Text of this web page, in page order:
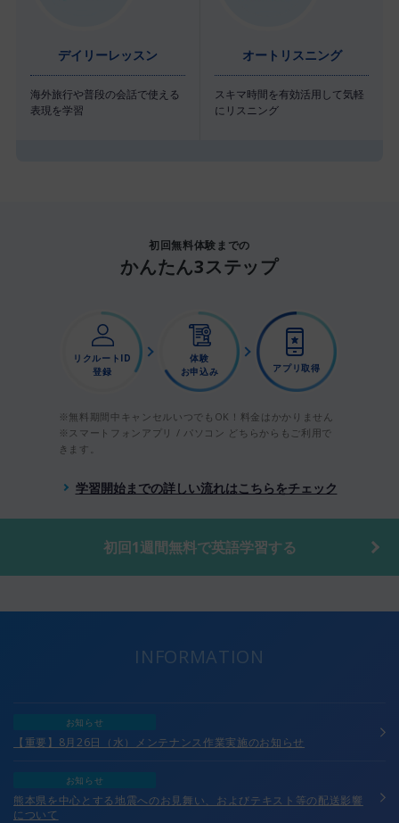
デイリーレッスン
海外旅行や普段の会話で使える
表現を学習
オートリスニング
スキマ時間を有効活用して気軽
にリスニング
初回無料体験までの
かんたん3ステップ
リクルートID
登録
体験
お申込み
アプリ取得
※無料期間中キャンセルいつでもOK！料金はかかりません
※スマートフォンアプリ / パソコン どちらからもご利用で
きます。
学習開始までの詳しい流れはこちらをチェック
初回1週間無料で英語学習する
INFORMATION
お知らせ
【重要】8月26日（水）メンテナンス作業実施のお知らせ
お知らせ
熊本県を中心とする地震へのお見舞い、およびテキスト等の配送影響
について